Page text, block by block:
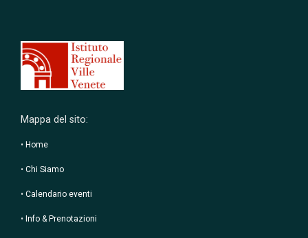
Mappa del sito:
• Home
• Chi Siamo
• Calendario eventi
• Info & Prenotazioni